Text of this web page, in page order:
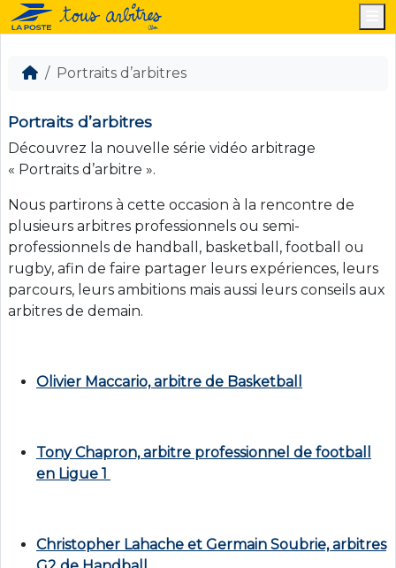
Portraits d’arbitres
Portraits d’arbitres
Découvrez la nouvelle série vidéo arbitrage
« Portraits d’arbitre ».
Nous partirons à cette occasion à la rencontre de
plusieurs arbitres professionnels ou semi-
professionnels de handball, basketball, football ou
rugby, afin de faire partager leurs expériences, leurs
parcours, leurs ambitions mais aussi leurs conseils aux
arbitres de demain.
Olivier Maccario, arbitre de Basketball
Tony Chapron, arbitre professionnel de football
en Ligue 1
Christopher Lahache et Germain Soubrie, arbitres